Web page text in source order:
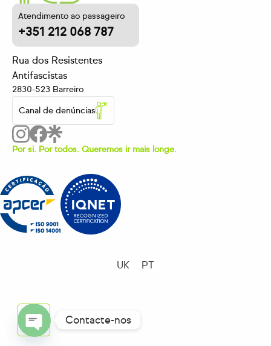
Atendimento ao passageiro
+351 212 068 787
Rua dos Resistentes
Antifascistas
2830-523 Barreiro
Canal de denúncias
Por si. Por todos. Queremos ir mais longe.
UK PT
Contacte-nos
OPEN